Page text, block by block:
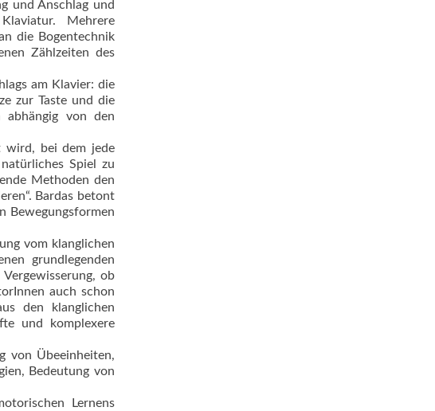
und Anschlag und
Mehrere
die Bogentechnik
Zählzeiten des
am Klavier: die
zur Taste und die
abhängig von den
wird, bei dem jede
Spiel zu
Methoden den
Bardas betont
Bewegungsformen
vom klanglichen
grundlegenden
ob
auch schon
den klanglichen
und komplexere
von Übeeinheiten,
Bedeutung von
Lernens